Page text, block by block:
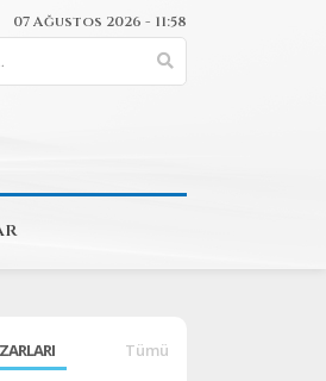
07 Ağustos 2026 - 11:58
Tümü